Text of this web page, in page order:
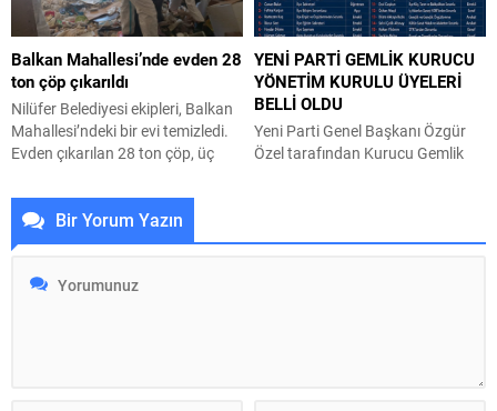
dereceli disk fıtıklaşmalarında
“Nükleoplasti” yönteminin yüz
güldüren sonuçlar verdiğini
belirtti. Modern çağın...
yüzlerce sporcu renkli görüntüler
oluşturarak geçiş yaptı.
Protokolün ve sporseverlerin
yoğun ilgi gösterdiği turnuvanın
açılış programı; Gemlik...
Balkan Mahallesi’nde evden 28
ton çöp çıkarıldı
Nilüfer Belediyesi ekipleri, Balkan
Mahallesi’ndeki bir evi temizledi.
Evden çıkarılan 28 ton çöp, üç
Kent Çöplüğü’ne götürüldü.
Nilüfer Belediyesi ekipleri, Balkan
Mahallesi Turan Haznedaroğlu
dairesinden gelen şikâyetleri
YENİ PARTİ GEMLİK KURUCU
YÖNETİM KURULU ÜYELERİ
BELLİ OLDU
Yeni Parti Genel Başkanı Özgür
Özel tarafından Kurucu Gemlik
Gemlik Kurucu İlçe Başkanı Servet
Bir Yorum Yazın